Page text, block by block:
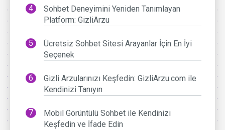
Sohbet Deneyimini Yeniden Tanımlayan
Platform: GizliArzu
Ücretsiz Sohbet Sitesi Arayanlar İçin En İyi
Seçenek
Gizli Arzularınızı Keşfedin: GizliArzu.com ile
Kendinizi Tanıyın
Mobil Görüntülü Sohbet ile Kendinizi
Keşfedin ve İfade Edin